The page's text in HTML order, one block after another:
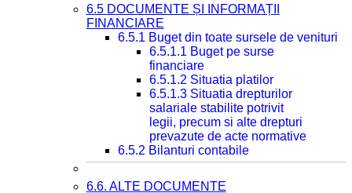
6.5 DOCUMENTE ȘI INFORMAȚII
FINANCIARE
6.5.1 Buget din toate sursele de venituri
6.5.1.1 Buget pe surse
financiare
6.5.1.2 Situatia platilor
6.5.1.3 Situatia drepturilor
salariale stabilite potrivit
legii, precum si alte drepturi
prevazute de acte normative
6.5.2 Bilanturi contabile
6.6. ALTE DOCUMENTE